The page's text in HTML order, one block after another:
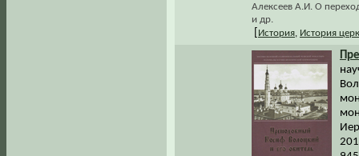
Алексеев А.И. О
и др.
История История